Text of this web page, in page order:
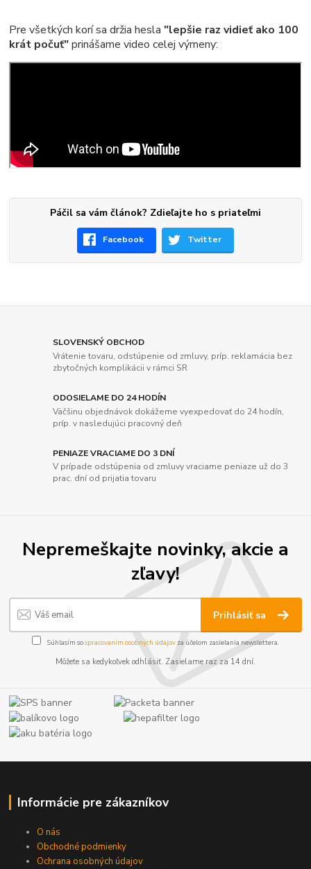
Pre všetkých korí sa držia hesla"lepšie raz vidieť ako 100
krát počuť"prinášame video celej výmeny:
Páčil sa vám článok? Zdieľajte ho s priateľmi
Facebook Twitter
SLOVENSKÝ OBCHOD
Vrátenie tovaru, odstúpenie od zmluvy, príp. reklamácia bez
zbytočných komplikácii v rámci SR
ODOSIELAME DO 24 HODÍN
Väčšinu objednávok dokážeme vyexpedovať do 24 hodín,
príp. v nasledujúci pracovný deň
PENIAZE VRACIAME DO 3 DNÍ
V prípade odstúpenia od zmluvy vraciame peniaze už do 3
prac. dní od prijatia tovaru
Nepremeškajte novinky, akcie a
zľavy!
Prihlásiť sa
Súhlasím sospracovaním osobných údajov za účelom zasielania newslettera.
Môžete sa kedykoľvek odhlásiť. Zasielame raz za 14 dní.
Informácie pre zákazníkov
O nás
Obchodné podmienky
Ochrana osobných údajov